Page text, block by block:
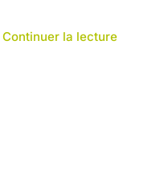
Continuer la lecture